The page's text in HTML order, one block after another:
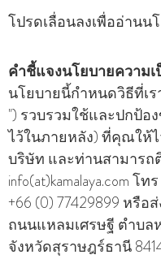
โปรดเลื่อนลงเพื่ออ่านน
คําชี้แจงนโยบายความ
นโยบายนี้กําหนดวิธีที่เ
") รวบรวมใช้และปกป้
ไว้ในภายหลัง) ที่คุณให้
บริษัท และท่านสามารถ
info(at)kamalaya.com
+66 (0) 77429899 หรื
ถนนแหลมเศรษฐี ตําบล
จังหวัดสุราษฎร์ธานี